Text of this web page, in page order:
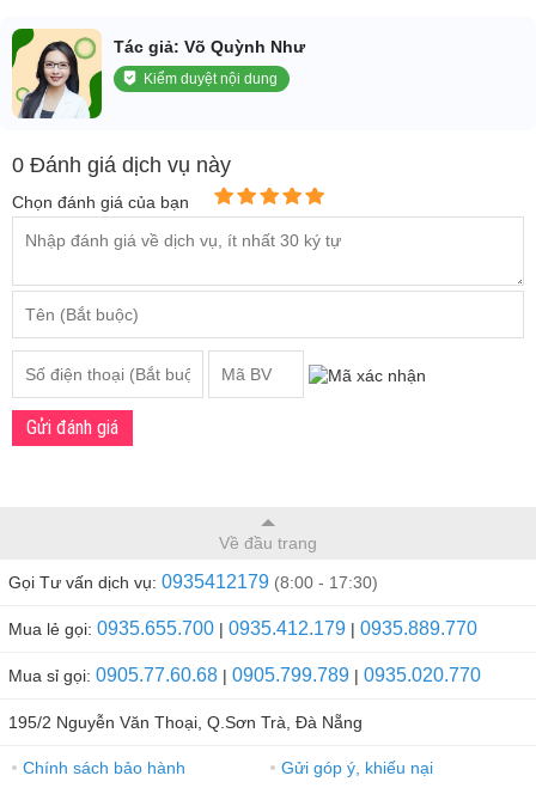
Tác giả: Võ Quỳnh Như
Kiểm duyệt nội dung
0 Đánh giá dịch vụ này
Chọn đánh giá của bạn
Gửi đánh giá
Về đầu trang
Gọi Tư vấn dịch vụ: 0935412179 (8:00 - 17:30)
Mua lẻ gọi: 0935.655.700 | 0935.412.179 | 0935.889.770
Mua sỉ gọi: 0905.77.60.68 | 0905.799.789 | 0935.020.770
195/2 Nguyễn Văn Thoại, Q.Sơn Trà, Đà Nẵng
● Chính sách bảo hành ● Gửi góp ý, khiếu nại